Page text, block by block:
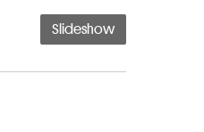
Slideshow